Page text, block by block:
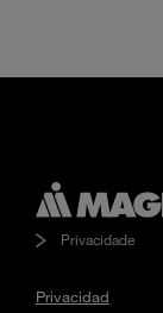
Privacidade
Privacidad